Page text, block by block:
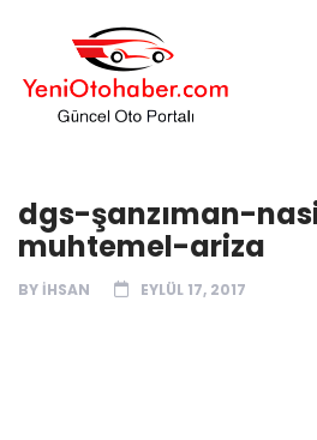
dgs-şanzıman-
muhtemel-ariza
BY IHSAN EYLÜL 17, 2017